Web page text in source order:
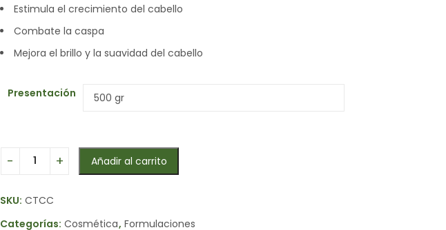
Estimula el crecimiento del cabello
Combate la caspa
Mejora el brillo y la suavidad del cabello
Presentación
Añadir al carrito
SKU: CTCC
Categorías: Cosmética, Formulaciones